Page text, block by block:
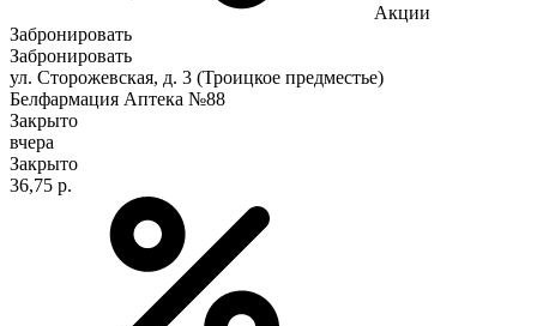
Акции
Забронировать
Забронировать
ул. Сторожевская, д. 3 (Троицкое предместье)
Белфармация Аптека №88
Закрыто
вчера
Закрыто
36,75 р.